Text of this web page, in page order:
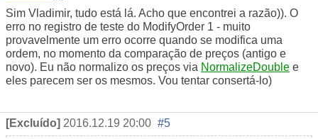
Sim Vladimir, tudo está lá. Acho que encontrei a razão)). O
erro no registro de teste do ModifyOrder 1 - muito
provavelmente um erro ocorre quando se modifica uma
ordem, no momento da comparação de preços (antigo e
novo). Eu não normalizo os preços via NormalizeDouble e
eles parecem ser os mesmos. Vou tentar consertá-lo)
[Excluído] 2016.12.19 20:00 #5